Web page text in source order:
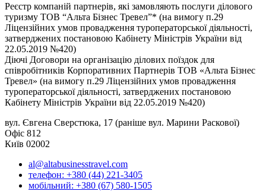
Реєстр компаній партнерів, які замовляють послуги ділового
туризму ТОВ “Альта Бізнес Тревел”* (на вимогу п.29
Ліцензійних умов провадження туроператорської діяльності,
затверджених постановою Кабінету Міністрів України від
22.05.2019 №420)
Діючі Договори на організацію ділових поїздок для
співробітників Корпоративних Партнерів ТОВ «Альта Бізнес
Тревел» (на вимогу п.29 Ліцензійних умов провадження
туроператорської діяльності, затверджених постановою
Кабінету Міністрів України від 22.05.2019 №420)
вул. Євгена Сверстюка, 17 (раніше вул. Марини Раскової)
Офіс 812
Київ 02002
al@altabusinesstravel.com
телефон: +380 (44) 221-3405
мобільний: +380 (67) 580-1505